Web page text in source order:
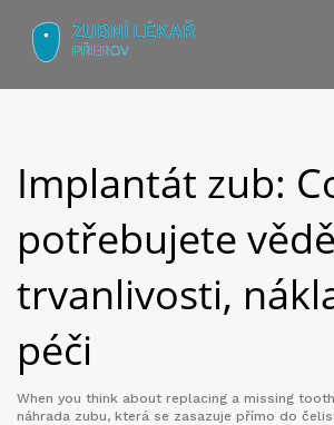
Implantát zub:
potřebujete
trvanlivosti,
péči
When you think about replacing a missing
náhrada zubu, která se zasazuje přímo do